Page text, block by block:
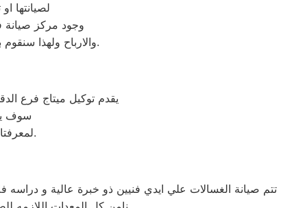
لصيانتها
وجود مركز صيانة
والارباح ولهذا سنقوم بعرض دراسة جدوى استرشادية لهذا المشروع لتوضيح مدى جدواة وكيفية تنفيذة بشكل مناسب.
يقدم توكيل ميتاج فرع
سوف
لمعرفتا الضالعه فى مجال الصيانة وبخبرات اكثر من 30 عام متواصل فى عطاء مستمر.
تتم صيانة الغسالات علي ايدي فنيين ذو خبرة عالية و دراسه